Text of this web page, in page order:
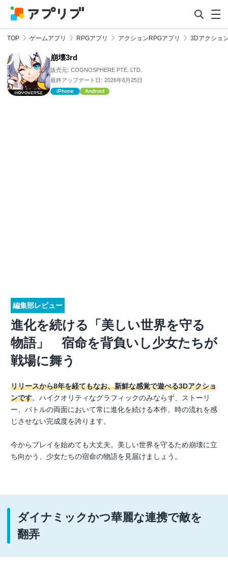
TOP ゲームアプリ RPGアプリ アクションRPGアプリ 3Dアクショ
崩壊3rd
販売元: COGNOSPHERE PTE. LTD.
最終アップデート日: 2026年6月25日
iPhone Android
編集部レビュー
進化を続ける「美しい世界を守る
物語」 宿命を背負いし少女たちが
戦場に舞う
リリースから8年を経てもなお、新鮮な感覚で遊べる3Dアクショ
ンです。ハイクオリティなグラフィックのみならず、ストーリ
ー、バトルの両面において常に進化を続ける本作。時の流れを感
じさせない完成度を誇ります。
今からプレイを始めても大丈夫。美しい世界を守るため崩壊に立
ち向かう、少女たちの宿命の物語を見届けましょう。
ダイナミックかつ華麗な連携で敵を
翻弄